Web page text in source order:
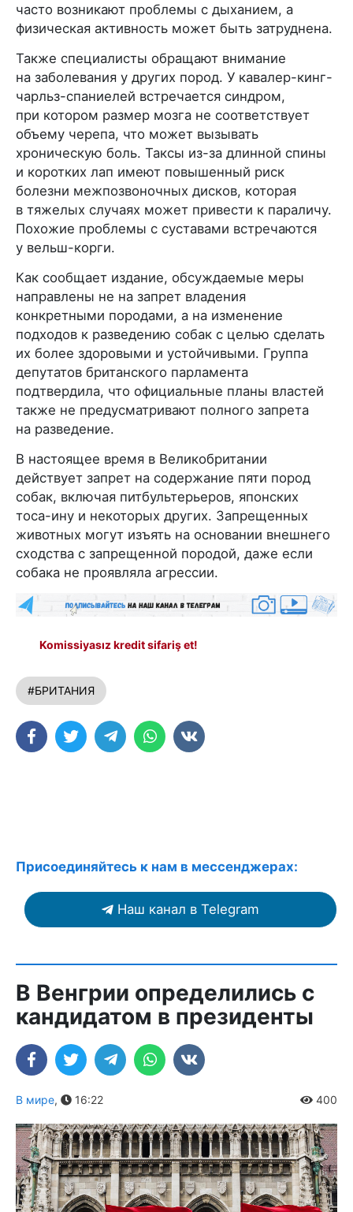
часто возникают проблемы с дыханием, а
физическая активность может быть затруднена.
Также специалисты обращают внимание
на заболевания у других пород. У кавалер-кинг-
чарльз-спаниелей встречается синдром,
при котором размер мозга не соответствует
объему черепа, что может вызывать
хроническую боль. Таксы из-за длинной спины
и коротких лап имеют повышенный риск
болезни межпозвоночных дисков, которая
в тяжелых случаях может привести к параличу.
Похожие проблемы с суставами встречаются
у вельш-корги.
Как сообщает издание, обсуждаемые меры
направлены не на запрет владения
конкретными породами, а на изменение
подходов к разведению собак с целью сделать
их более здоровыми и устойчивыми. Группа
депутатов британского парламента
подтвердила, что официальные планы властей
также не предусматривают полного запрета
на разведение.
В настоящее время в Великобритании
действует запрет на содержание пяти пород
собак, включая питбультерьеров, японских
тоса-ину и некоторых других. Запрещенных
животных могут изъять на основании внешнего
сходства с запрещенной породой, даже если
собака не проявляла агрессии.
Komissiyasız kredit sifariş et!
#БРИТАНИЯ
Присоединяйтесь к нам в мессенджерах:
Наш канал в Telegram
В Венгрии определились с
кандидатом в президенты
В мире, 16:22 400